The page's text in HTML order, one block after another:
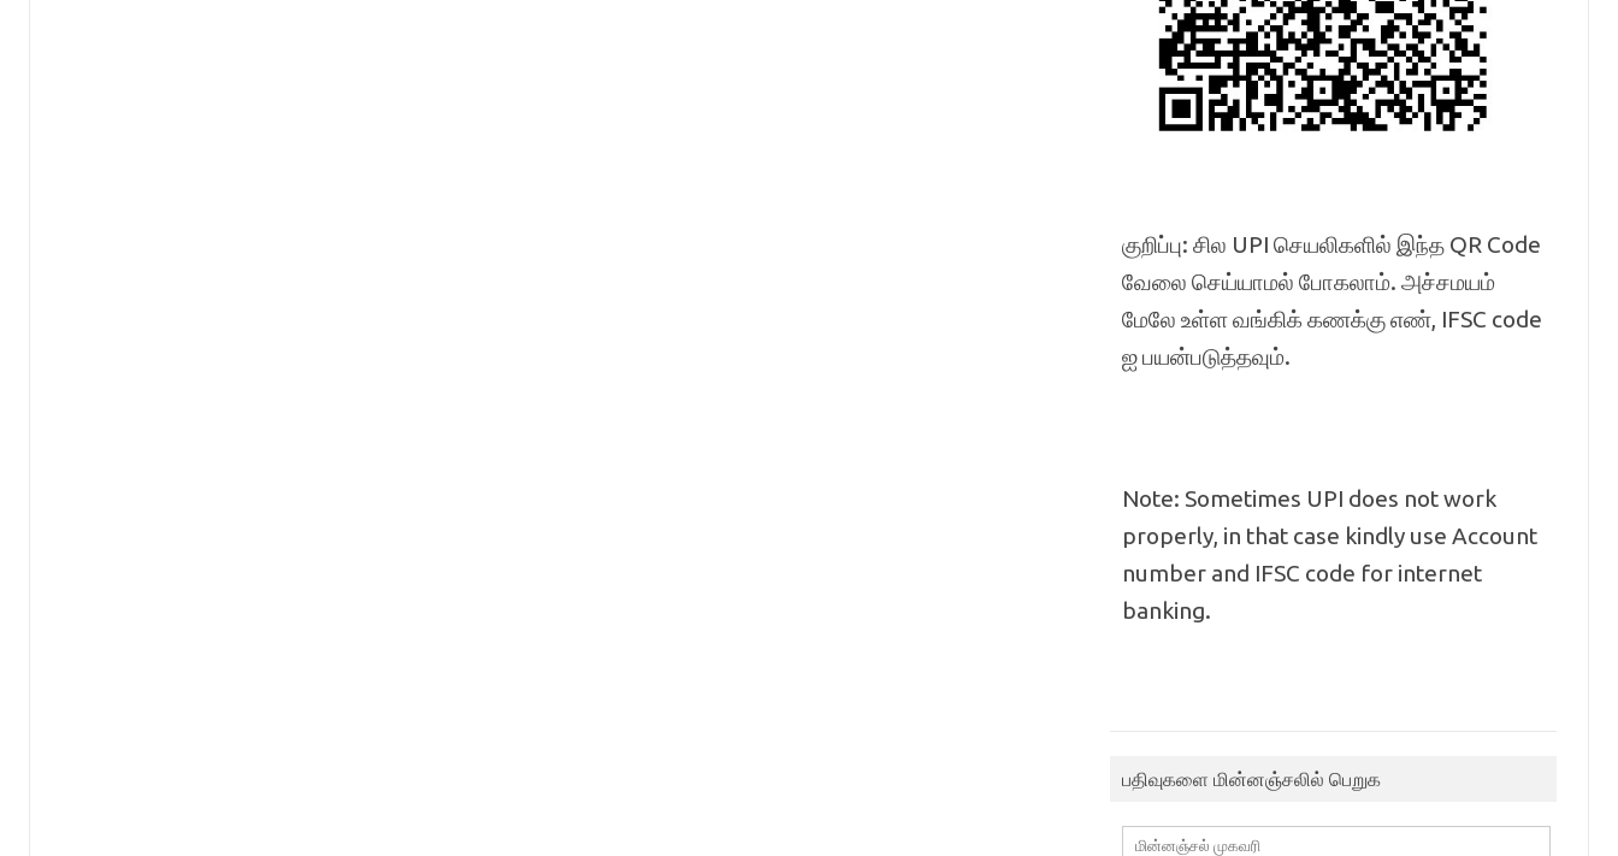
குறிப்பு: சில UPI செயலிகளில் இந்த QR Code
வேலை செய்யாமல் போகலாம். அச்சமயம்
மேலே உள்ள வங்கிக் கணக்கு எண், IFSC code
ஐ பயன்படுத்தவும்.
Note: Sometimes UPI does not work
properly, in that case kindly use Account
number and IFSC code for internet
banking.
பதிவுகளை மின்னஞ்சலில் பெறுக
மின்னஞ்சல்